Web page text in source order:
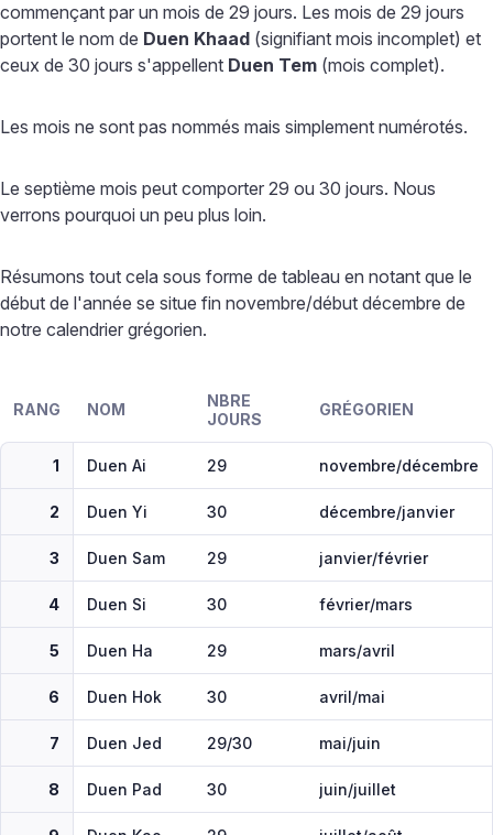
commençant par un mois de 29 jours. Les mois de 29 jours
portent le nom de Duen Khaad (signifiant mois incomplet) et
ceux de 30 jours s'appellent Duen Tem (mois complet).
Les mois ne sont pas nommés mais simplement numérotés.
Le septième mois peut comporter 29 ou 30 jours. Nous
verrons pourquoi un peu plus loin.
Résumons tout cela sous forme de tableau en notant que le
début de l'année se situe fin novembre/début décembre de
notre calendrier grégorien.
RANG NOM
NBRE
JOURS
GRÉGORIEN
1 Duen Ai 29 novembre/décembre
2 Duen Yi 30 décembre/janvier
3 Duen Sam 29 janvier/février
4 Duen Si 30 février/mars
5 Duen Ha 29 mars/avril
6 Duen Hok 30 avril/mai
7 Duen Jed 29/30 mai/juin
8 Duen Pad 30 juin/juillet